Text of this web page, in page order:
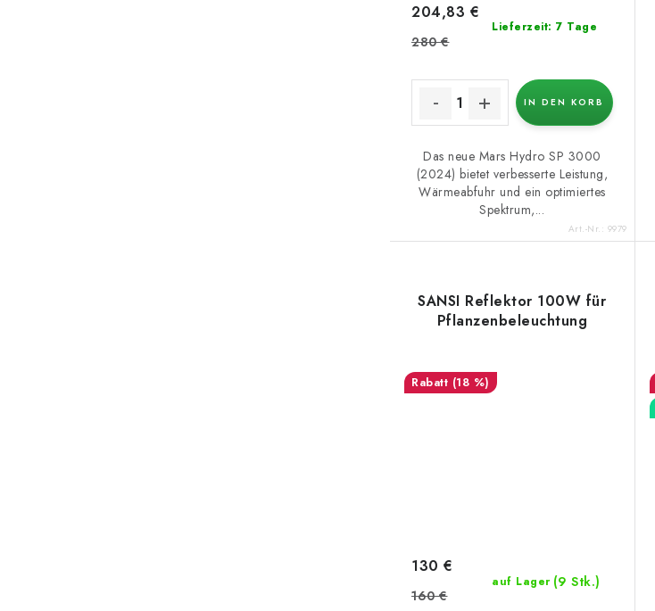
Lieferzeit: 7 Tage
204,83 €
280 €
IN DEN KORB
Das neue Mars Hydro SP 3000
(2024) bietet verbesserte Leistung,
Wärmeabfuhr und ein optimiertes
Spektrum,...
Art.-Nr.: 9979
SANSI Reflektor 100W für
Pflanzenbeleuchtung
(18 %)
auf Lager (9 Stk.)
130 €
160 €